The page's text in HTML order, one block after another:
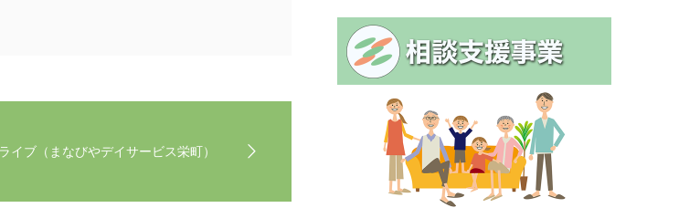
イブ（まなびやデイサービス栄町）